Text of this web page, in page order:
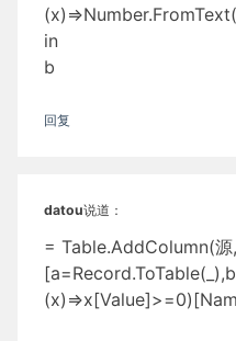
in
b
回复
datou说道：
= Table.AddColumn(